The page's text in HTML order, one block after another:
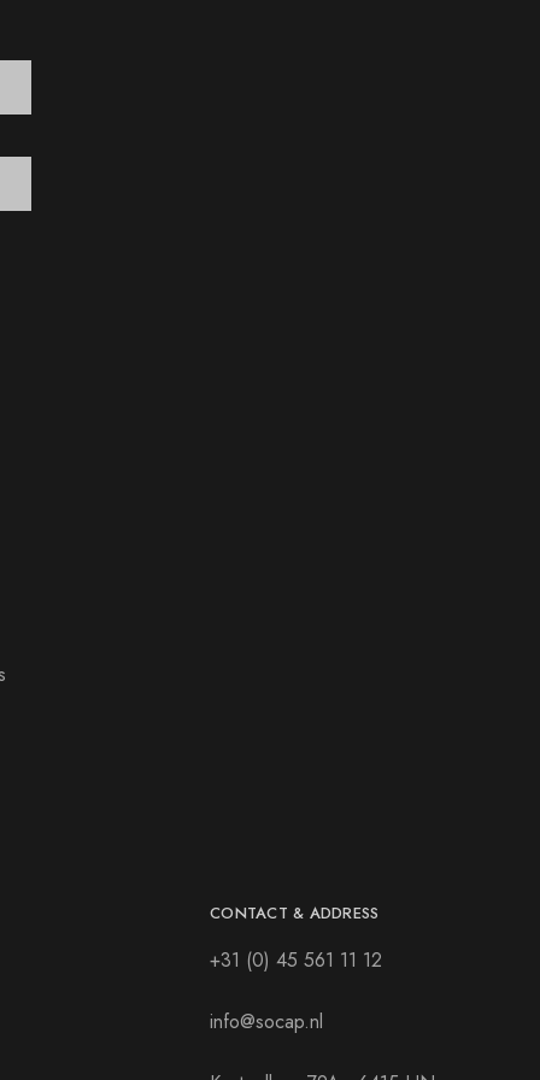
CONTACT & ADDRESS
+31 (0) 45 561 11 12
info@socap.nl